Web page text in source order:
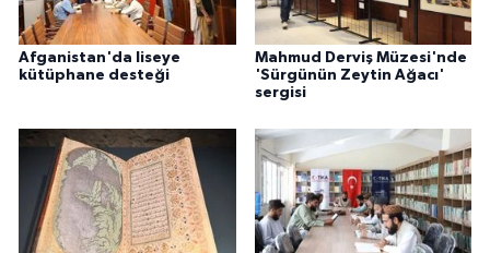
Afganistan'da liseye
kütüphane desteği
Mahmud Derviş Müzesi'nde
'Sürgünün Zeytin Ağacı'
sergisi